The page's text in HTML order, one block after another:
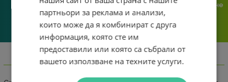
криптовалута.
поръчка. Ако има проблем – не
го прехвърляме, а го
решаваме.
Информация
партньори за реклама и анализи,
които може да я комбинират с друга
информация, която сте им
предоставили или която са събрали от
вашето използване на техните услуги.